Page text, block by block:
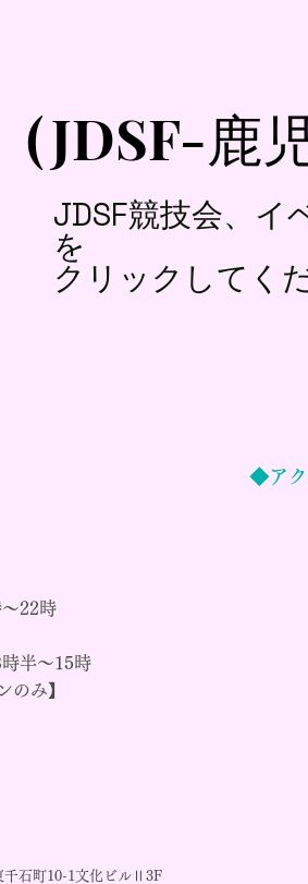
(JDSF-鹿
JDSF競技会、
を
クリックしてく
22時
半～15時
のみ】
千石町10-1文化ビルⅡ3F
◆アク